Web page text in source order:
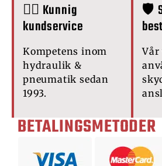
🙋‍♂️ Kunnig
kundservice
Kompetens inom
hydraulik &
pneumatik sedan
1993.
🛡️
BETALINGSMETODER